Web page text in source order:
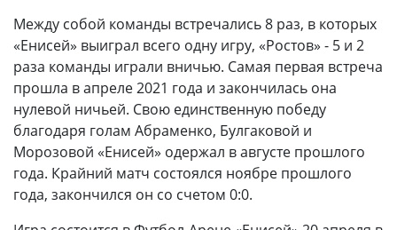
Между собой команды встречались 8 раз, в которых
«Енисей» выиграл всего одну игру, «Ростов» - 5 и 2
раза команды играли вничью. Самая первая встреча
прошла в апреле 2021 года и закончилась она
нулевой ничьей. Свою единственную победу
благодаря голам Абраменко, Булгаковой и
Морозовой «Енисей» одержал в августе прошлого
года. Крайний матч состоялся ноябре прошлого
года, закончился он со счетом 0:0.